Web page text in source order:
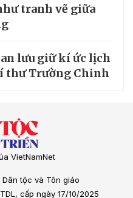
tranh vẽ giữa
lưu giữ kí ức lịch
thư Trường Chinh
VietNamNet
tộc và Tôn giáo
cấp ngày 17/10/2025